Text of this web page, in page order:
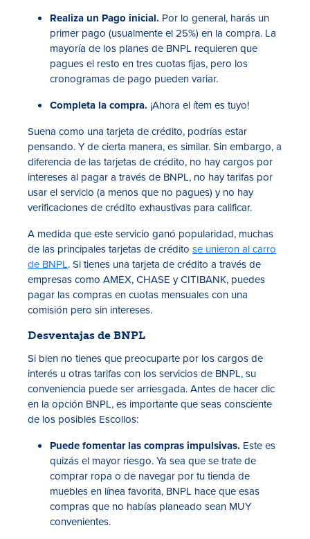
Realiza un Pago inicial. Por lo general, harás un
primer pago (usualmente el 25%) en la compra. La
mayoría de los planes de BNPL requieren que
pagues el resto en tres cuotas fijas, pero los
cronogramas de pago pueden variar.
Completa la compra. ¡Ahora el ítem es tuyo!
Suena como una tarjeta de crédito, podrías estar
pensando. Y de cierta manera, es similar. Sin embargo, a
diferencia de las tarjetas de crédito, no hay cargos por
intereses al pagar a través de BNPL, no hay tarifas por
usar el servicio (a menos que no pagues) y no hay
verificaciones de crédito exhaustivas para calificar.
A medida que este servicio ganó popularidad, muchas
de las principales tarjetas de crédito se unieron al carro
de BNPL. Si tienes una tarjeta de crédito a través de
empresas como AMEX, CHASE y CITIBANK, puedes
pagar las compras en cuotas mensuales con una
comisión pero sin intereses.
Desventajas de BNPL
Si bien no tienes que preocuparte por los cargos de
interés u otras tarifas con los servicios de BNPL, su
conveniencia puede ser arriesgada. Antes de hacer clic
en la opción BNPL, es importante que seas consciente
de los posibles Escollos:
Puede fomentar las compras impulsivas. Este es
quizás el mayor riesgo. Ya sea que se trate de
comprar ropa o de navegar por tu tienda de
muebles en línea favorita, BNPL hace que esas
compras que no habías planeado sean MUY
convenientes.